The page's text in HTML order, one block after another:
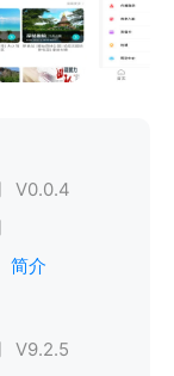
V0.0.4
简介
V9.2.5